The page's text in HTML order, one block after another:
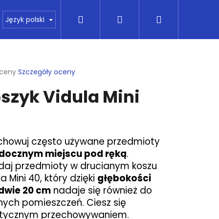
Kontakt Wszystko o kupowaniu
Język polski Zaloguj
Szczegóły oceny
Vidula Mini
często używane przedmioty
miejscu pod ręką.
przedmioty w drucianym koszu
Mini 40, który dzięki głębokości
20 cm nadaje się również do
pomieszczeń. Ciesz się
przechowywaniem.
Następne